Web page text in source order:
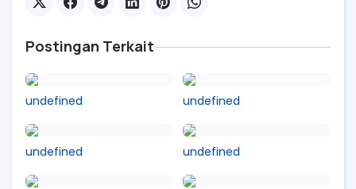
Postingan Terkait
undefined undefined
undefined undefined